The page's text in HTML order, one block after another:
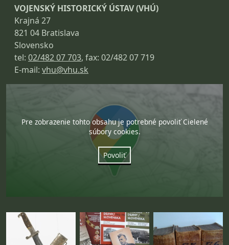
VOJENSKÝ HISTORICKÝ ÚSTAV (VHÚ)
Krajná 27
821 04 Bratislava
Slovensko
tel: 02/482 07 703, fax: 02/482 07 719
E-mail: vhu@vhu.sk
Pre zobrazenie tohto obsahu je potrebné povoliť Cielené
súbory cookies.
Povoliť
Fotogaléria